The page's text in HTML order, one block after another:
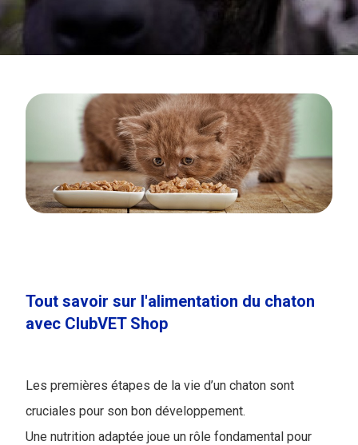
Tout savoir sur l'​alimentation du chaton
avec ClubVET Shop
Les premières étapes de la vie d’un chaton sont
cruciales pour son bon développement.
Une nutrition adaptée joue un rôle fondamental pour